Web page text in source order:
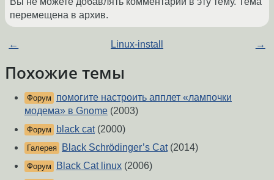
перемещена в архив.
← Linux-install →
Похожие темы
Форум
помогите настроить апплет «лампочки
модема» в Gnome (2003)
Форум black cat(2000)
Галерея Black Schrödinger’s Cat(2014)
Форум Black Cat linux (2006)